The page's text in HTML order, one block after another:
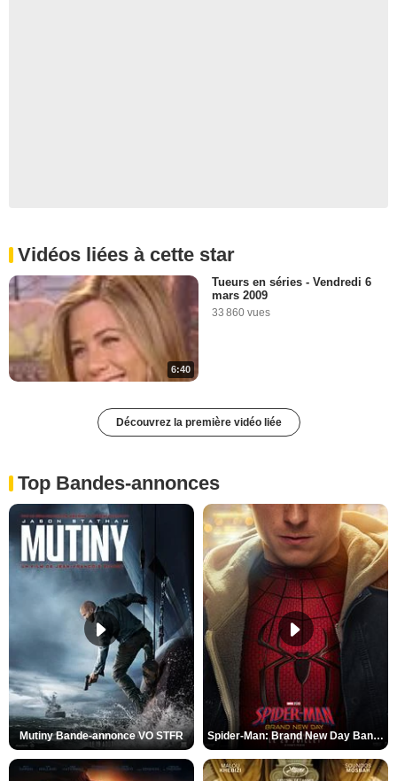
Vidéos liées à cette star
6:40
Tueurs en séries - Vendredi 6
mars 2009
33 860 vues
Découvrez la première vidéo liée
Top Bandes-annonces
Mutiny Bande-annonce VO STFR Spider-Man: Brand New Day Bande-annonce VO STFR